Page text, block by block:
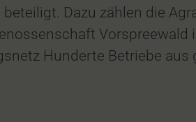
Dazu zählen die
Hunderte Betriebe